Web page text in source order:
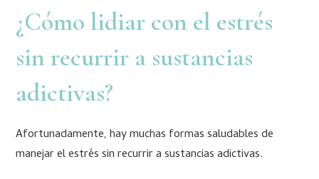
¿Cómo lidiar con el estrés
sin recurrir a sustancias
adictivas?
Afortunadamente, hay muchas formas saludables de
manejar el estrés sin recurrir a sustancias adictivas.